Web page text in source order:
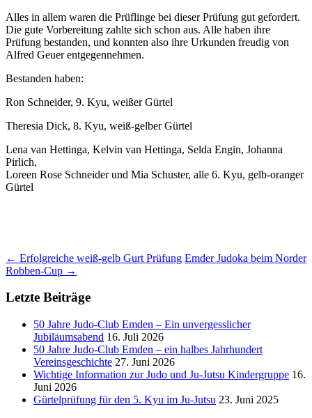
Alles in allem waren die Prüflinge bei dieser Prüfung gut gefordert.
Die gute Vorbereitung zahlte sich schon aus. Alle haben ihre
Prüfung bestanden, und konnten also ihre Urkunden freudig von
Alfred Geuer entgegennehmen.
Bestanden haben:
Ron Schneider, 9. Kyu, weißer Gürtel
Theresia Dick, 8. Kyu, weiß-gelber Gürtel
Lena van Hettinga, Kelvin van Hettinga, Selda Engin, Johanna
Pirlich,
Loreen Rose Schneider und Mia Schuster, alle 6. Kyu, gelb-oranger
Gürtel
Beitragsnavigation
← Erfolgreiche weiß-gelb Gurt Prüfung Emder Judoka beim Norder
Robben-Cup →
Letzte Beiträge
50 Jahre Judo-Club Emden – Ein unvergesslicher
Jubiläumsabend 16. Juli 2026
50 Jahre Judo-Club Emden – ein halbes Jahrhundert
Vereinsgeschichte 27. Juni 2026
Wichtige Information zur Judo und Ju-Jutsu Kindergruppe 16.
Juni 2026
Gürtelprüfung für den 5. Kyu im Ju-Jutsu 23. Juni 2025